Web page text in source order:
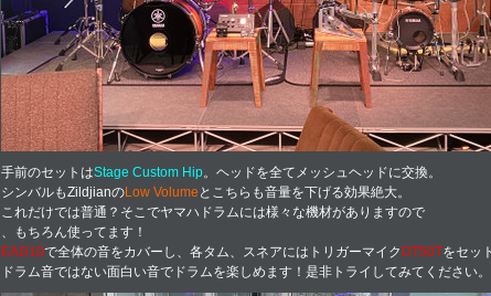
手前のセットはStage Custom Hip。ヘッドを全てメッシュヘッドに交換。
シンバルもZildjianのLow Volume とこちらも音量を下げる効果絶大。
これだけでは普通？そこでヤマハドラムには様々な機材がありますので
、もちろん使ってます！
EAD10で全体の音をカバーし、各タム、スネアにはトリガーマイク DT50Tをセッ
ドラム音ではない面白い音でドラムを楽しめます！是非トライしてみてください。